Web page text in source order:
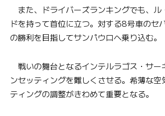
また、ドライバーズランキングでも、
ドを持って首位に立つ。対する8号車の
の勝利を目指してサンパウロへ乗り込む。
戦いの舞台となるインテルラゴス・サ
ンセッティングを難しくさせる。希薄な
ティングの調整がきわめて重要となる。